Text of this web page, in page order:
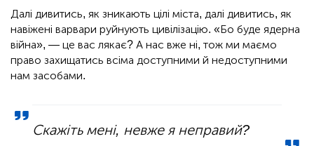
Далі дивитись, як зникають цілі міста, далі дивитись, як
навіжені варвари руйнують цивілізацію. «Бо буде ядерна
війна», — це вас лякає? А нас вже ні, тож ми маємо
право захищатись всіма доступними й недоступними
нам засобами.
Скажіть мені, невже я неправий?